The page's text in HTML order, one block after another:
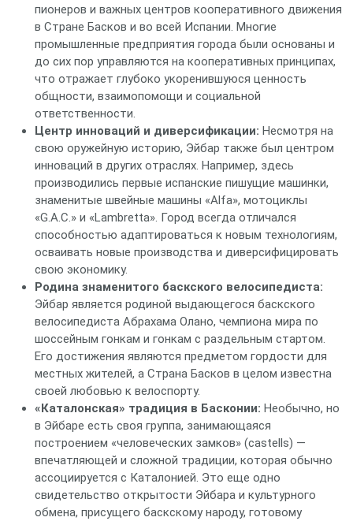
пионеров и важных центров кооперативного движения
в Стране Басков и во всей Испании. Многие
промышленные предприятия города были основаны и
до сих пор управляются на кооперативных принципах,
что отражает глубоко укоренившуюся ценность
общности, взаимопомощи и социальной
ответственности.
Центр инноваций и диверсификации: Несмотря на
свою оружейную историю, Эйбар также был центром
инноваций в других отраслях. Например, здесь
производились первые испанские пишущие машинки,
знаменитые швейные машины «Alfa», мотоциклы
«G.A.C.» и «Lambretta». Город всегда отличался
способностью адаптироваться к новым технологиям,
осваивать новые производства и диверсифицировать
свою экономику.
Родина знаменитого баскского велосипедиста:
Эйбар является родиной выдающегося баскского
велосипедиста Абрахама Олано, чемпиона мира по
шоссейным гонкам и гонкам с раздельным стартом.
Его достижения являются предметом гордости для
местных жителей, а Страна Басков в целом известна
своей любовью к велоспорту.
«Каталонская» традиция в Басконии: Необычно, но
в Эйбаре есть своя группа, занимающаяся
построением «человеческих замков» (castells) —
впечатляющей и сложной традиции, которая обычно
ассоциируется с Каталонией. Это еще одно
свидетельство открытости Эйбара и культурного
обмена, присущего баскскому народу, готовому